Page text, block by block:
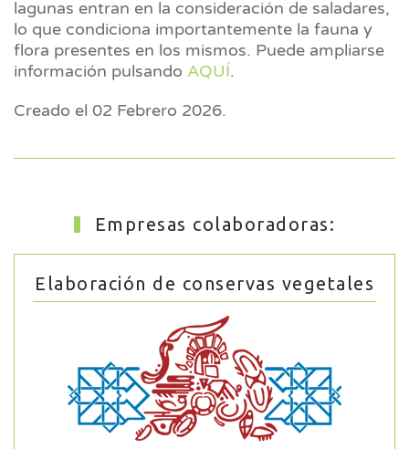
lagunas entran en la consideración de saladares,
lo que condiciona importantemente la fauna y
flora presentes en los mismos. Puede ampliarse
información pulsando AQUÍ.
Creado el 02 Febrero 2026.
Empresas colaboradoras:
Elaboración de conservas vegetales